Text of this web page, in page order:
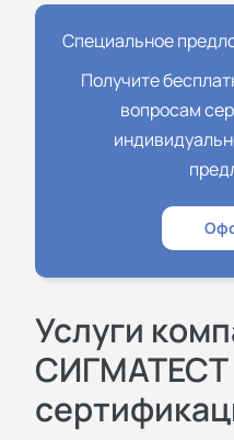
Специальное
Получите
вопросам
Услуги
СИГМАТЕСТ